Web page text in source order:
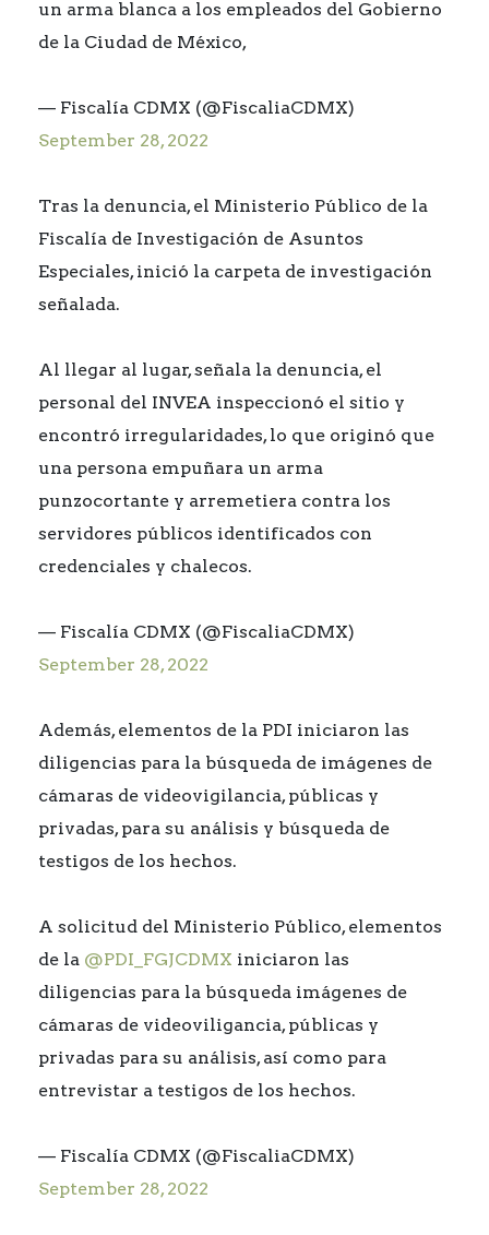
un arma blanca a los empleados del Gobierno
de la Ciudad de México,
— Fiscalía CDMX (@FiscaliaCDMX)
September 28, 2022
Tras la denuncia, el Ministerio Público de la
Fiscalía de Investigación de Asuntos
Especiales, inició la carpeta de investigación
señalada.
Al llegar al lugar, señala la denuncia, el
personal del INVEA inspeccionó el sitio y
encontró irregularidades, lo que originó que
una persona empuñara un arma
punzocortante y arremetiera contra los
servidores públicos identificados con
credenciales y chalecos.
— Fiscalía CDMX (@FiscaliaCDMX)
September 28, 2022
Además, elementos de la PDI iniciaron las
diligencias para la búsqueda de imágenes de
cámaras de videovigilancia, públicas y
privadas, para su análisis y búsqueda de
testigos de los hechos.
A solicitud del Ministerio Público, elementos
de la @PDI_FGJCDMX iniciaron las
diligencias para la búsqueda imágenes de
cámaras de videoviligancia, públicas y
privadas para su análisis, así como para
entrevistar a testigos de los hechos.
— Fiscalía CDMX (@FiscaliaCDMX)
September 28, 2022